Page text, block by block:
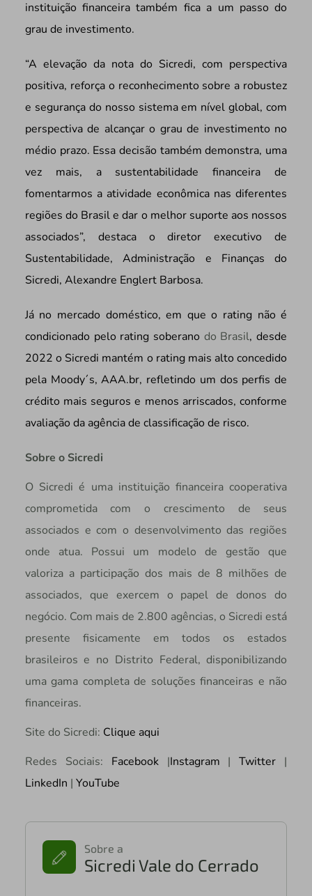
instituição financeira também fica a um passo do
grau de investimento.
“A elevação da nota do Sicredi, com perspectiva
positiva, reforça o reconhecimento sobre a robustez
e segurança do nosso sistema em nível global, com
perspectiva de alcançar o grau de investimento no
médio prazo. Essa decisão também demonstra, uma
vez mais, a sustentabilidade financeira de
fomentarmos a atividade econômica nas diferentes
regiões do Brasil e dar o melhor suporte aos nossos
associados”, destaca o diretor executivo de
Sustentabilidade, Administração e Finanças do
Sicredi, Alexandre Englert Barbosa.
Já no mercado doméstico, em que o rating não é
condicionado pelo rating soberano do Brasil, desde
2022 o Sicredi mantém o rating mais alto concedido
pela Moody´s, AAA.br, refletindo um dos perfis de
crédito mais seguros e menos arriscados, conforme
avaliação da agência de classificação de risco.
Sobre o Sicredi
O Sicredi é uma instituição financeira cooperativa
comprometida com o crescimento de seus
associados e com o desenvolvimento das regiões
onde atua. Possui um modelo de gestão que
valoriza a participação dos mais de 8 milhões de
associados, que exercem o papel de donos do
negócio. Com mais de 2.800 agências, o Sicredi está
presente fisicamente em todos os estados
brasileiros e no Distrito Federal, disponibilizando
uma gama completa de soluções financeiras e não
financeiras.
Site do Sicredi: Clique aqui
Redes Sociais: Facebook|Instagram | Twitter |
LinkedIn | YouTube
Sobre a
Sicredi Vale do Cerrado